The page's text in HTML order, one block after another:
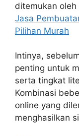
ditemukan
Jasa
Pilihan Murah
Intinya,
penting untuk
serta tingkat
Kombinasi
online yang
menghasilkan